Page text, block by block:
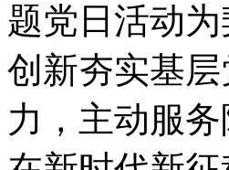
题党日活动
创新夯实基
力，主动服